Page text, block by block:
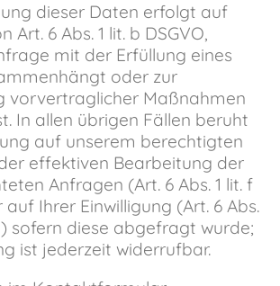
dieser Daten erfolgt auf
Art. 6 Abs. 1 lit. b DSGVO,
mit der Erfüllung eines
oder zur
vorvertraglicher Maßnahmen
In allen übrigen Fällen beruht
auf unserem berechtigten
effektiven Bearbeitung der
Anfragen (Art. 6 Abs. 1 lit. f
auf Ihrer Einwilligung (Art. 6 Abs.
sofern diese abgefragt wurde;
ist jederzeit widerrufbar.